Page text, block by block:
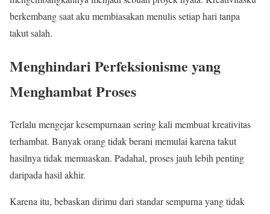
berkembang saat aku membiasakan menulis setiap hari tanpa
takut salah.
Menghindari Perfeksionisme yang
Menghambat Proses
Terlalu mengejar kesempurnaan sering kali membuat kreativitas
terhambat. Banyak orang tidak berani memulai karena takut
hasilnya tidak memuaskan. Padahal, proses jauh lebih penting
daripada hasil akhir.
Karena itu, bebaskan dirimu dari standar sempurna yang tidak